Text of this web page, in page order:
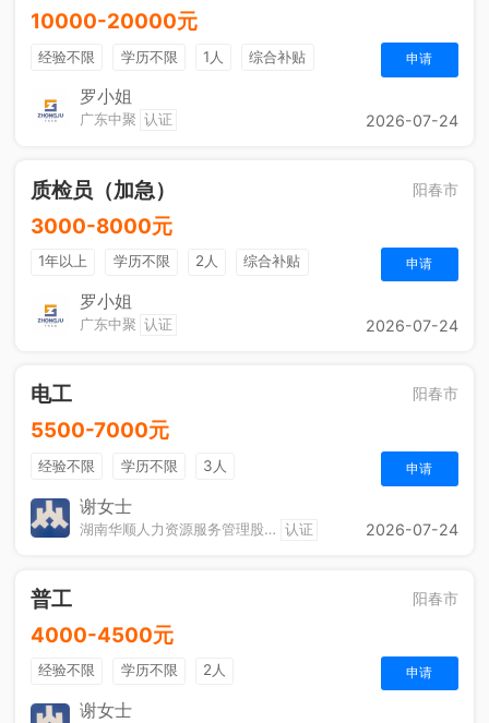
10000-20000元
经验不限 学历不限 1人
综合补贴
法定节假日
申请
罗小姐
广东中聚 认证 2026-07-24
质检员（加急） 阳春市
3000-8000元
1年以上 学历不限 2人
综合补贴
法定节假日
申请
罗小姐
广东中聚 认证 2026-07-24
电工 阳春市
5500-7000元
经验不限 学历不限 3人 申请
谢女士
湖南华顺人力资源服务管理股份有限公司阳春分公司 认证 2026-07-24
普工 阳春市
4000-4500元
经验不限 学历不限 2人 申请
谢女士